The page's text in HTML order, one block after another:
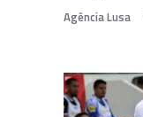
Agência Lusa